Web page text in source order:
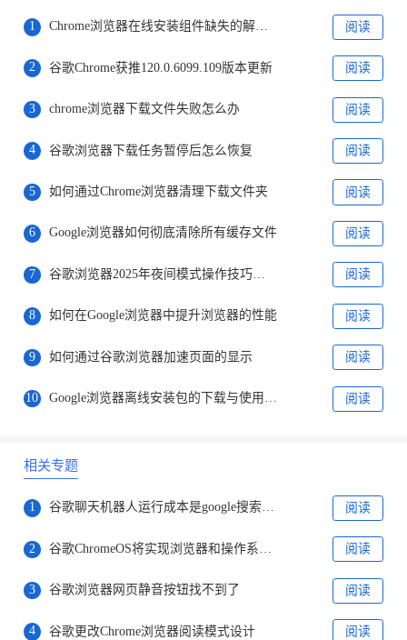
1 Chrome浏览器在线安装组件缺失的解决办法 阅读
2 谷歌Chrome获推120.0.6099.109版本更新 阅读
3 chrome浏览器下载文件失败怎么办 阅读
4 谷歌浏览器下载任务暂停后怎么恢复 阅读
5 如何通过Chrome浏览器清理下载文件夹 阅读
6 Google浏览器如何彻底清除所有缓存文件 阅读
7 阅读
8 如何在Google浏览器中提升浏览器的性能 阅读
9 如何通过谷歌浏览器加速页面的显示 阅读
10 Google浏览器离线安装包的下载与使用流程 阅读
相关专题
1 谷歌聊天机器人运行成本是google搜索的10倍 阅读
2 阅读
3 谷歌浏览器网页静音按钮找不到了 阅读
4 谷歌更改Chrome浏览器阅读模式设计 阅读